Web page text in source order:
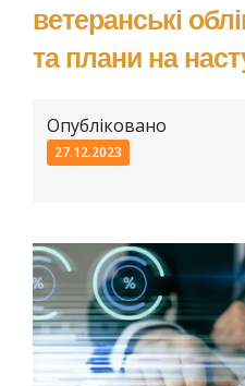
ветеранські
та плани на
Опубліковано
27.12.2023